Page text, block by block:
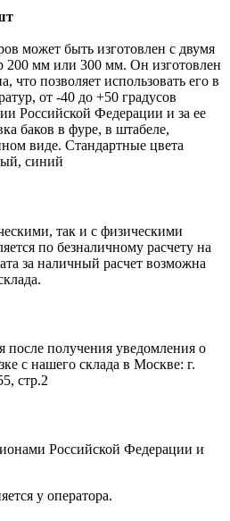
может быть изготовлен с двумя
200 мм или 300 мм. Он изготовлен
что позволяет использовать его в
от -40 до +50 градусов
Российской Федерации и за ее
баков в фуре, в штабеле,
виде. Стандартные цвета
синий
так и с физическими
по безналичному расчету на
за наличный расчет возможна
после получения уведомления о
с нашего склада в Москве: г.
стр.2
Российской Федерации и
у оператора.